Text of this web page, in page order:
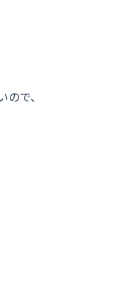
で、